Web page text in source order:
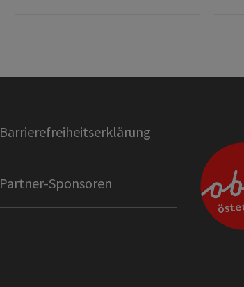
Barrierefreiheitserklärung
Partner-Sponsoren